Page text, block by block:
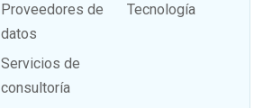
Proveedores de
datos
Servicios de
consultoría
Tecnología